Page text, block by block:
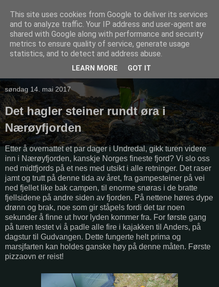
søndag 14. mai 2017
Det hagler steiner rundt øra i
Nærøyfjorden
Etter å overnattet et par dager i Undredal, gikk turen videre
inn i Nærøyfjorden, kanskje Norges fineste fjord? Vi slo oss
ned midtfjords på et nes med utsikt i alle retninger. Det raser
jamt og trutt på denne tida av året, fra gampesteiner på vei
ned fjellet like bak campen, til enorme snøras i de bratte
fjellsidene på andre siden av fjorden. På nettene høres dype
drønn og brak, noe som gir ståpels fordi det tar noen
sekunder å finne ut hvor lyden kommer fra. For første gang
på turen testet vi å padle alle fire i kajakken til Anders, på
dagstur til Gudvangen. Dette fungerte helt prima og
marsjfarten kan holdes ganske høy på denne måten. Første
pizzaovn er reist!
This site uses cookies from Google to deliver its services
and to analyze traffic. Your IP address and user-agent are
shared with Google along with performance and security
metrics to ensure quality of service, generate usage
statistics, and to detect and address abuse.
LEARN MORE GOT IT